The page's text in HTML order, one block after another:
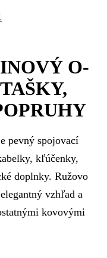
O-
pevný spojovací
kľúčenky,
doplnky. Ružovo
vzhľad a
kovovými